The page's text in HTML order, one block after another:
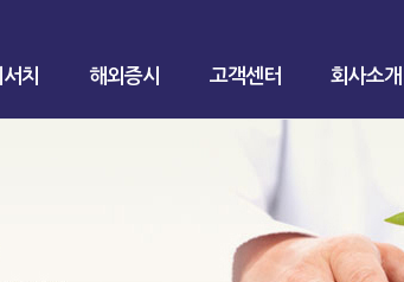
치 해외증시 고객센터 회사소개